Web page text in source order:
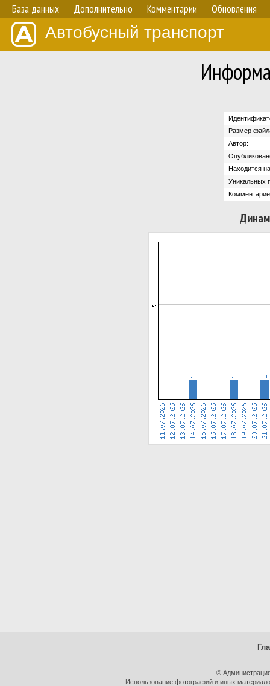
База данных Дополнительно Комментарии Обновления
Автобусный транспорт
Размер
Автор:
Находится
Уникальных
©
Использование фотографий и иных